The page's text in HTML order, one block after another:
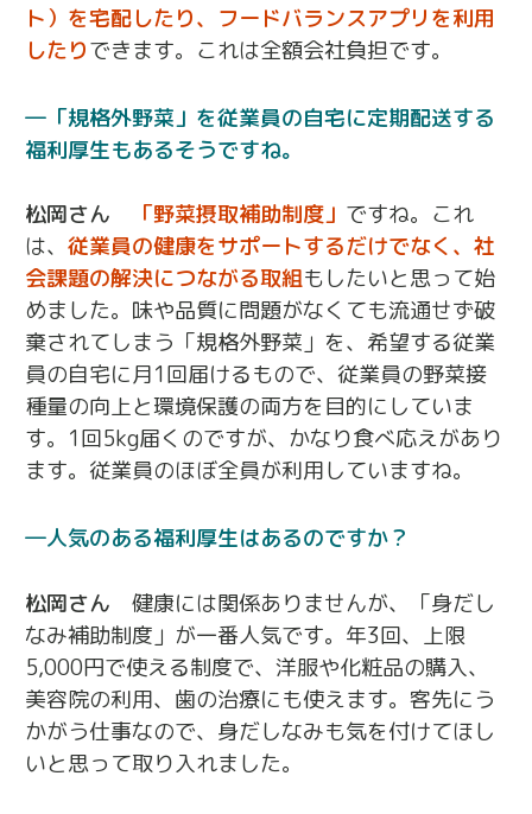
ト）を宅配したり、フードバランスアプリを利用
したりできます。これは全額会社負担です。
「規格外野菜」を従業員の自宅に定期配送する
福利厚生もあるそうですね。
松岡さん 「野菜摂取補助制度」 ですね。これ
は、従業員の健康をサポートするだけでなく、社
会課題の解決につながる取組もしたいと思って始
めました。味や品質に問題がなくても流通せず破
棄されてしまう「規格外野菜」を、希望する従業
員の自宅に月1回届けるもので、従業員の野菜接
種量の向上と環境保護の両方を目的にしていま
す。1回5kg届くのですが、かなり食べ応えがあり
ます。従業員のほぼ全員が利用していますね。
人気のある福利厚生はあるのですか？
松岡さん
健康には関係ありませんが、「身だし
なみ補助制度」が一番人気です。年3回、上限
5,000円で使える制度で、洋服や化粧品の購入、
美容院の利用、歯の治療にも使えます。客先にう
かがう仕事なので、身だしなみも気を付けてほし
いと思って取り入れました。